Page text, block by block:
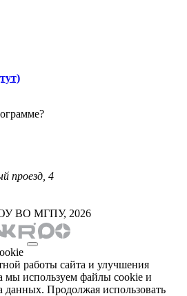
проезд, 4
ВО МГПУ, 2026
работы сайта и улучшения
мы используем файлы cookie и
данных. Продолжая использовать